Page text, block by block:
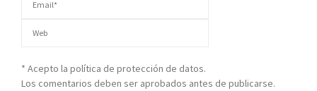
* Acepto la política de protección de datos.
Los comentarios deben ser aprobados antes de publicarse.